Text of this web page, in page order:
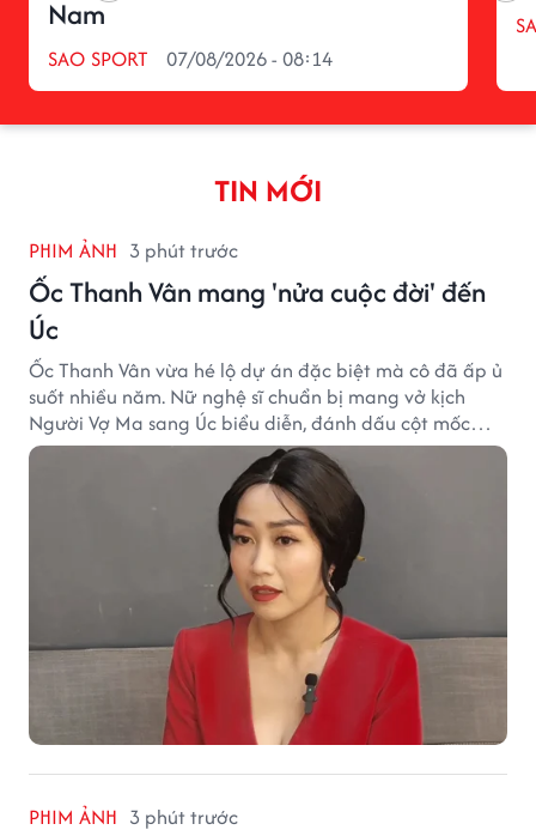
Nam
SAO SPORT 07/08/2026 - 08:14
TIN MỚI
PHIM ẢNH 3 phút trước
Ốc Thanh Vân mang 'nửa cuộc đời' đến
Úc
Ốc Thanh Vân vừa hé lộ dự án đặc biệt mà cô đã ấp ủ
suốt nhiều năm. Nữ nghệ sĩ chuẩn bị mang vở kịch
Người Vợ Ma sang Úc biểu diễn, đánh dấu cột mốc
đáng nhớ trong hành trình làm nghề.
PHIM ẢNH 3 phút trước